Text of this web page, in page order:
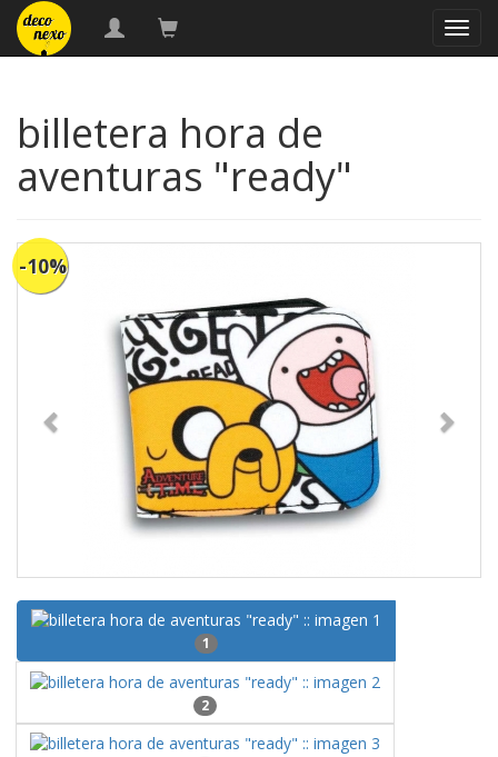
billetera hora de
aventuras "ready"
-10%
1
2